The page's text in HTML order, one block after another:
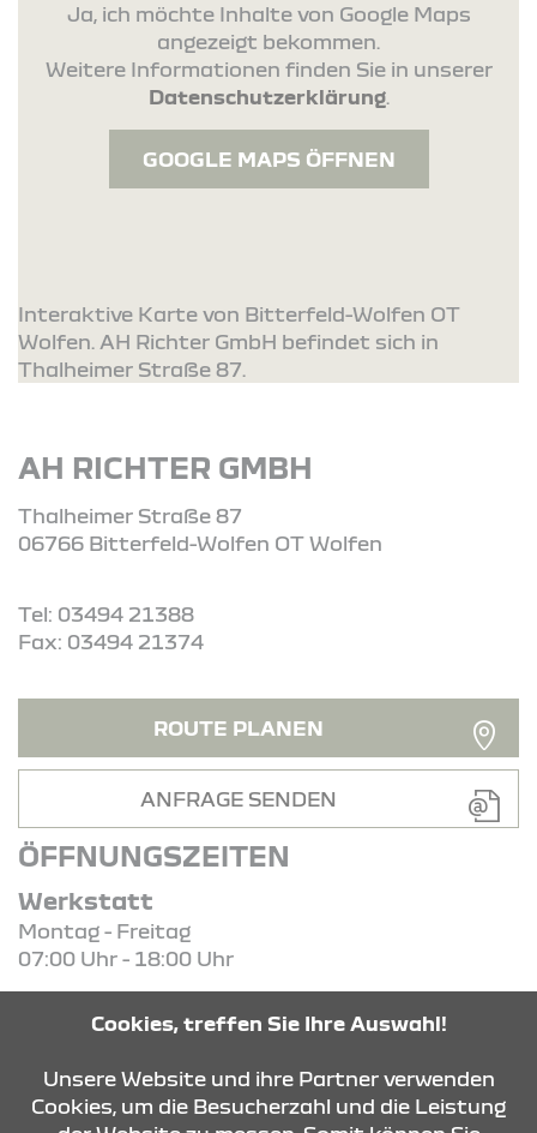
Ja, ich möchte Inhalte von Google Maps
angezeigt bekommen.
Weitere Informationen finden Sie in unserer
Datenschutzerklärung.
GOOGLE MAPS ÖFFNEN
Interaktive Karte von Bitterfeld-Wolfen OT
Wolfen. AH Richter GmbH befindet sich in
Thalheimer Straße 87.
AH RICHTER GMBH
Thalheimer Straße 87
06766 Bitterfeld-Wolfen OT Wolfen
Tel: 03494 21388
Fax: 03494 21374
ROUTE PLANEN
ANFRAGE SENDEN
ÖFFNUNGSZEITEN
Werkstatt
Montag - Freitag
07:00 Uhr - 18:00 Uhr
Verkauf
09:00 Uhr - 18:00 Uhr
Cookies, treffen Sie Ihre Auswahl!
Unsere Website und ihre Partner verwenden
Cookies, um die Besucherzahl und die Leistung